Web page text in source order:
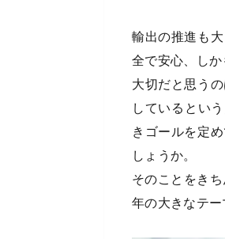
輸出の推進も
全で安心、しか
大切だと思う
しているとい
きゴールを定
しょうか。
そのことをき
年の大きなテー